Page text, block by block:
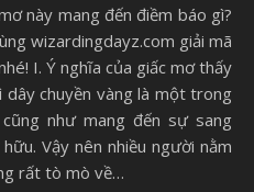
này mang đến điềm báo gì?
wizardingdayz.com giải mã
I. Ý nghĩa của giấc mơ thấy
dây chuyền vàng là một trong
như mang đến sự sang
Vậy nên nhiều người nằm
rất tò mò về…